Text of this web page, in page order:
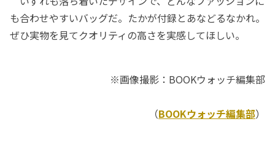
も合わせやすいバッグだ。たかが付録とあなどるなかれ。
ぜひ実物を見てクオリティの高さを実感してほしい。
※画像撮影：BOOKウォッチ編集部
（BOOKウォッチ編集部）